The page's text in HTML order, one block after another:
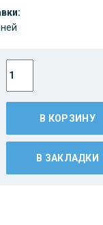
В КОРЗИНУ
В ЗАКЛАДКИ